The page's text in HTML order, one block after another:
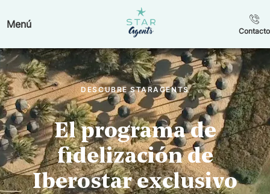
Menú
Contacto
DESCUBRE STARAGENTS
El programa de
fidelización de
Iberostar exclusivo